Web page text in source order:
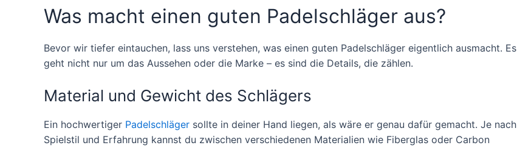
Was macht einen guten Padelschläger aus?
Bevor wir tiefer eintauchen, lass uns verstehen, was einen guten Padelschläger eigentlich ausmacht. Es
geht nicht nur um das Aussehen oder die Marke – es sind die Details, die zählen.
Material und Gewicht des Schlägers
Ein hochwertiger Padelschläger sollte in deiner Hand liegen, als wäre er genau dafür gemacht. Je nach
Spielstil und Erfahrung kannst du zwischen verschiedenen Materialien wie Fiberglas oder Carbon